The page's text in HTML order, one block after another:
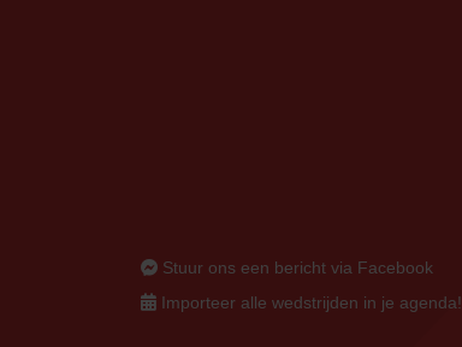
Stuur ons een bericht via Facebook
Importeer alle wedstrijden in je agenda!